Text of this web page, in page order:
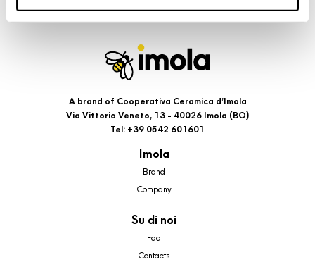
banner comporterà il permanere dei soli cookie tecnici ed
comunque modificare le tue scelte in qualsiasi momento,
accedendo al link presente nel footer.
A brand of Cooperativa Ceramica d’Imola
Via Vittorio Veneto, 13 - 40026 Imola (BO)
Tel: +39 0542 601601
Imola
Brand
Company
Su di noi
Faq
Contacts